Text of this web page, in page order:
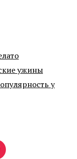
ужины
у